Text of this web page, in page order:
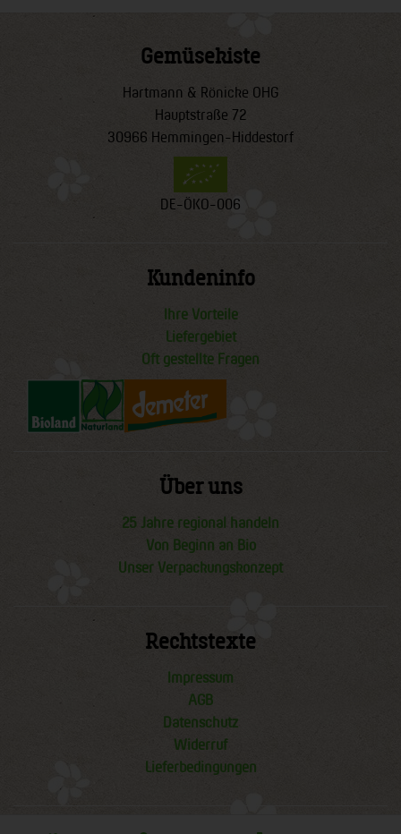
Gemüsekiste
Hartmann & Rönicke OHG
Hauptstraße 72
30966 Hemmingen-Hiddestorf
DE-ÖKO-006
Kundeninfo
Ihre Vorteile
Liefergebiet
Oft gestellte Fragen
Über uns
25 Jahre regional handeln
Von Beginn an Bio
Unser Verpackungskonzept
Rechtstexte
Impressum
AGB
Datenschutz
Widerruf
Lieferbedingungen